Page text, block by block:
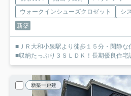
ウォークインシューズクロゼット
シ
新築
■ＪＲ大和小泉駅より徒歩１５分・閑静な
■収納たっぷり３ＳＬＤＫ！長期優良住宅
新築一戸建